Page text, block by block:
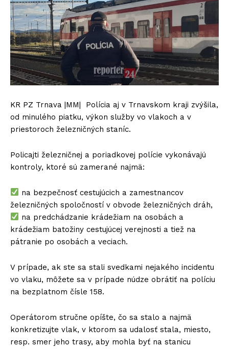
KR PZ Trnava |MM| Polícia aj v Trnavskom kraji zvýšila,
od minulého piatku, výkon služby vo vlakoch a v
priestoroch železničných staníc.
Policajti železničnej a poriadkovej polície vykonávajú
kontroly, ktoré sú zamerané najmä:
na bezpečnosť cestujúcich a zamestnancov
železničných spoločností v obvode železničných dráh,
na predchádzanie krádežiam na osobách a
krádežiam batožiny cestujúcej verejnosti a tiež na
pátranie po osobách a veciach.
V prípade, ak ste sa stali svedkami nejakého incidentu
vo vlaku, môžete sa v prípade núdze obrátiť na políciu
na bezplatnom čísle 158.
Operátorom stručne opíšte, čo sa stalo a najmä
konkretizujte vlak, v ktorom sa udalosť stala, miesto,
resp. smer jeho trasy, aby mohla byť na stanicu